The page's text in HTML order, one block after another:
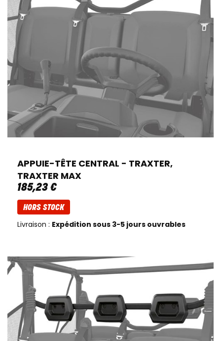
APPUIE-TÊTE CENTRAL - TRAXTER,
TRAXTER MAX
185,23 €
HORS STOCK
Livraison : Expédition sous 3-5 jours ouvrables